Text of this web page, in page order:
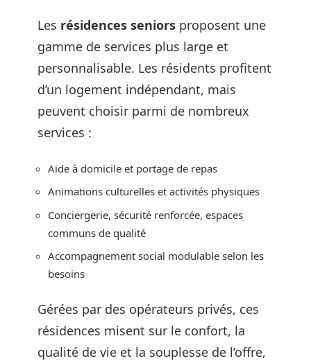
Les résidences seniors proposent une
gamme de services plus large et
personnalisable. Les résidents profitent
d’un logement indépendant, mais
peuvent choisir parmi de nombreux
services :
Aide à domicile et portage de repas
Animations culturelles et activités physiques
Conciergerie, sécurité renforcée, espaces
communs de qualité
Accompagnement social modulable selon les
besoins
Gérées par des opérateurs privés, ces
résidences misent sur le confort, la
qualité de vie et la souplesse de l’offre,